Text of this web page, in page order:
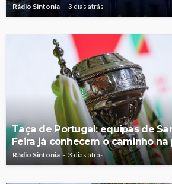
Rádio Sintonia 3 dias atrás
Taça de Portugal: equipas de
Feira já conhecem o caminho na
Rádio Sintonia 3 dias atrás